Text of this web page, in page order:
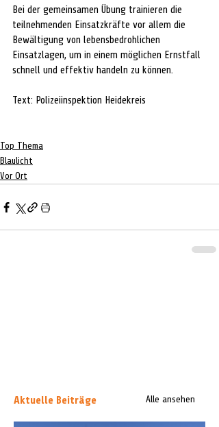
Bei der gemeinsamen Übung trainieren die
teilnehmenden Einsatzkräfte vor allem die
Bewältigung von lebensbedrohlichen
Einsatzlagen, um in einem möglichen Ernstfall
schnell und effektiv handeln zu können.
Text: Polizeiinspektion Heidekreis
Top Thema
Blaulicht
Vor Ort
Aktuelle Beiträge Alle ansehen